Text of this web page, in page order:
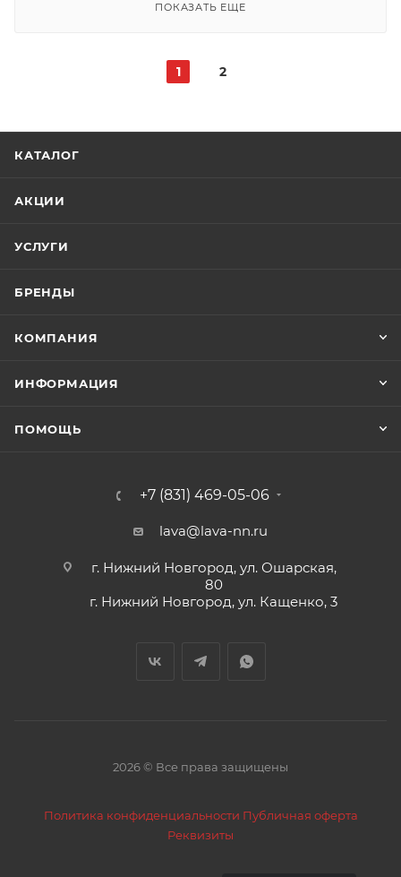
ПОКАЗАТЬ ЕЩЕ
1 2
КАТАЛОГ
АКЦИИ
УСЛУГИ
БРЕНДЫ
КОМПАНИЯ
ИНФОРМАЦИЯ
ПОМОЩЬ
+7 (831) 469-05-06
lava@lava-nn.ru
г. Нижний Новгород, ул. Ошарская,
80
г. Нижний Новгород, ул. Кащенко, 3
2026 © Все права защищены
Политика конфиденциальности Публичная оферта
Реквизиты